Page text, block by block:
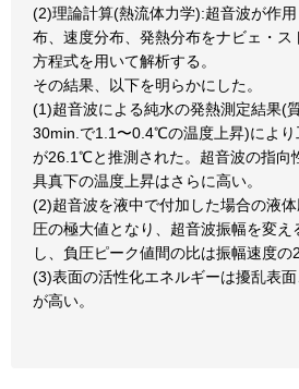
(2)理論計算(熱流体力学):超音波が作
布、速度分布、発熱分布をナビェ・ス
方程式を用いて解析する。
その結果、以下を明らかにした。
(1)超音波による純水の発熱測定結果(
30min.で1.1〜0.4℃の温度上昇)により
が26.1℃と推測された。超音波の指向
具真下の温度上昇はさらに高い。
(2)超音波を液中で付加した場合の液
圧の極大値となり、超音波振幅を変え
し、負圧ピーク値間の比は振幅速度の
(3)表面の活性化エネルギーは擾乱表
が高い。